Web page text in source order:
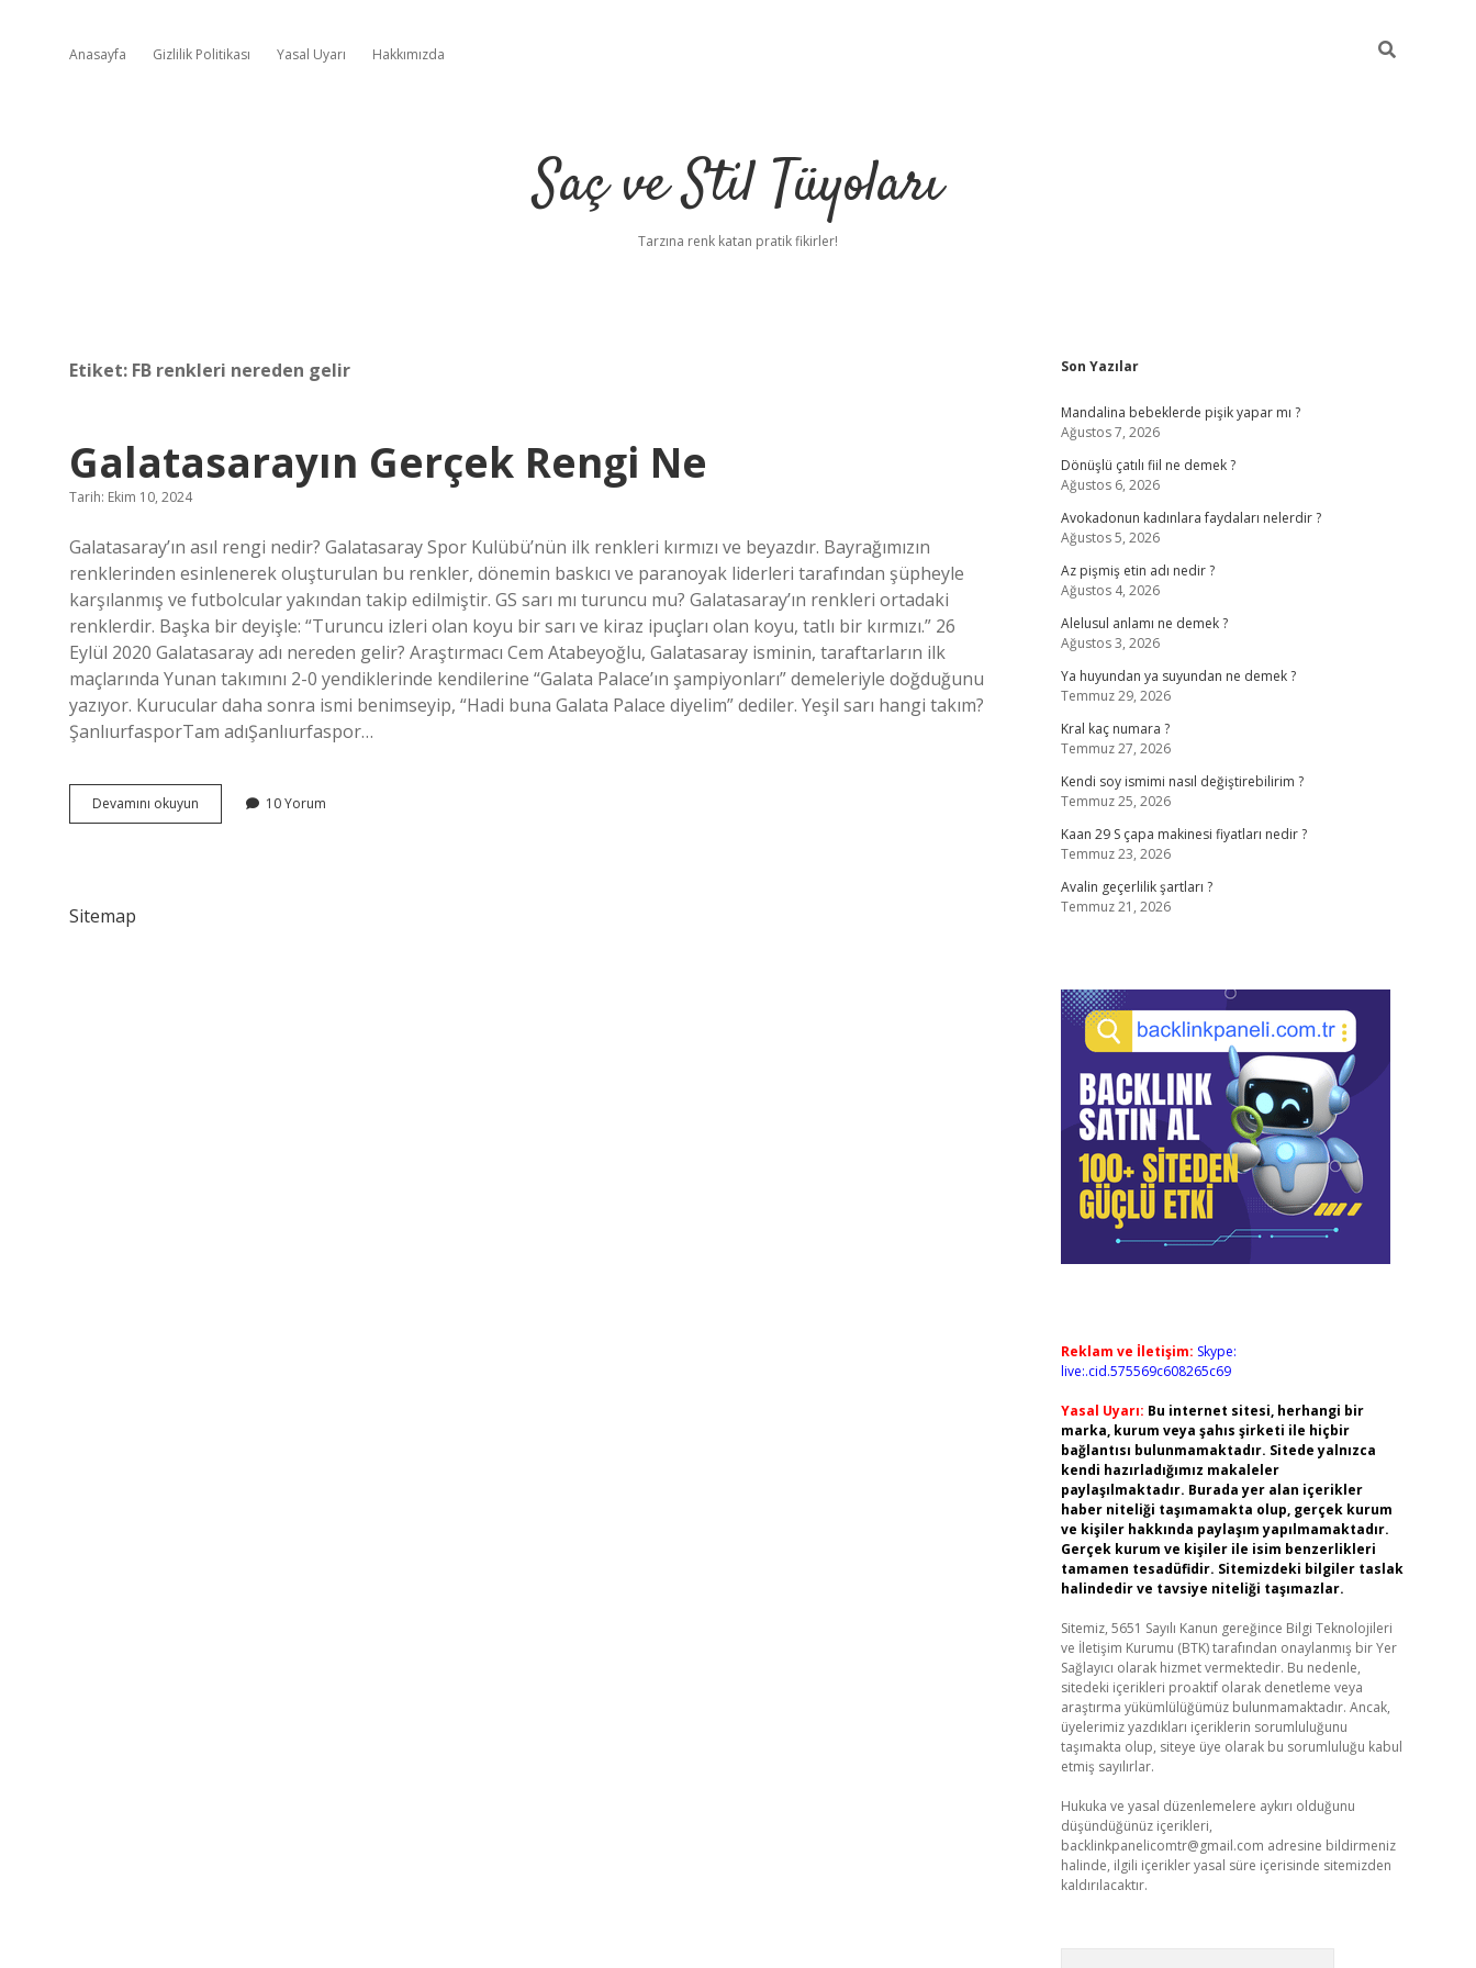
Anasayfa Gizlilik Politikası Yasal Uyarı Hakkımızda
Saç ve Stil Tüyoları
Tarzına renk katan pratik fikirler!
Etiket: FB renkleri nereden gelir
Galatasarayın Gerçek Rengi Ne
Tarih: Ekim 10, 2024
Galatasaray’ın asıl rengi nedir? Galatasaray Spor Kulübü’nün ilk renkleri kırmızı ve beyazdır. Bayrağımızın
renklerinden esinlenerek oluşturulan bu renkler, dönemin baskıcı ve paranoyak liderleri tarafından şüpheyle
karşılanmış ve futbolcular yakından takip edilmiştir. GS sarı mı turuncu mu? Galatasaray’ın renkleri ortadaki
renklerdir. Başka bir deyişle: “Turuncu izleri olan koyu bir sarı ve kiraz ipuçları olan koyu, tatlı bir kırmızı.” 26
Eylül 2020 Galatasaray adı nereden gelir? Araştırmacı Cem Atabeyoğlu, Galatasaray isminin, taraftarların ilk
maçlarında Yunan takımını 2-0 yendiklerinde kendilerine “Galata Palace’ın şampiyonları” demeleriyle doğduğunu
yazıyor. Kurucular daha sonra ismi benimseyip, “Hadi buna Galata Palace diyelim” dediler. Yeşil sarı hangi takım?
ŞanlıurfasporTam adıŞanlıurfaspor…
Devamını okuyun Galatasarayın
Gerçek
10 Yorum
Sitemap
Sidebar
Son Yazılar
Mandalina bebeklerde pişik yapar mı ?
Ağustos 7, 2026
Dönüşlü çatılı fiil ne demek ?
Ağustos 6, 2026
Avokadonun kadınlara faydaları nelerdir ?
Ağustos 5, 2026
Az pişmiş etin adı nedir ?
Ağustos 4, 2026
Alelusul anlamı ne demek ?
Ağustos 3, 2026
Ya huyundan ya suyundan ne demek ?
Temmuz 29, 2026
Kral kaç numara ?
Temmuz 27, 2026
Kendi soy ismimi nasıl değiştirebilirim ?
Temmuz 25, 2026
Kaan 29 S çapa makinesi fiyatları nedir ?
Temmuz 23, 2026
Avalin geçerlilik şartları ?
Temmuz 21, 2026
Reklam ve İletişim: Skype:
live:.cid.575569c608265c69
Yasal Uyarı: Bu internet sitesi, herhangi bir
marka, kurum veya şahıs şirketi ile hiçbir
bağlantısı bulunmamaktadır. Sitede yalnızca
kendi hazırladığımız makaleler
paylaşılmaktadır. Burada yer alan içerikler
haber niteliği taşımamakta olup, gerçek kurum
ve kişiler hakkında paylaşım yapılmamaktadır.
Gerçek kurum ve kişiler ile isim benzerlikleri
tamamen tesadüfidir. Sitemizdeki bilgiler taslak
halindedir ve tavsiye niteliği taşımazlar.
Sitemiz, 5651 Sayılı Kanun gereğince Bilgi Teknolojileri
ve İletişim Kurumu (BTK) tarafından onaylanmış bir Yer
Sağlayıcı olarak hizmet vermektedir. Bu nedenle,
sitedeki içerikleri proaktif olarak denetleme veya
araştırma yükümlülüğümüz bulunmamaktadır. Ancak,
üyelerimiz yazdıkları içeriklerin sorumluluğunu
taşımakta olup, siteye üye olarak bu sorumluluğu kabul
etmiş sayılırlar.
Hukuka ve yasal düzenlemelere aykırı olduğunu
düşündüğünüz içerikleri,
backlinkpanelicomtr@gmail.com adresine bildirmeniz
halinde, ilgili içerikler yasal süre içerisinde sitemizden
kaldırılacaktır.